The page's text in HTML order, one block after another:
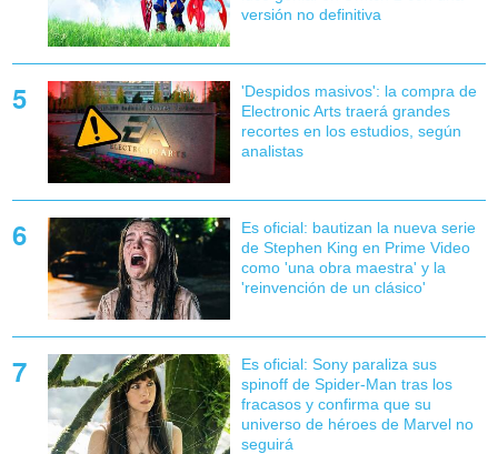
versión no definitiva
'Despidos masivos': la compra de
Electronic Arts traerá grandes
recortes en los estudios, según
analistas
Es oficial: bautizan la nueva serie
de Stephen King en Prime Video
como 'una obra maestra' y la
'reinvención de un clásico'
Es oficial: Sony paraliza sus
spinoff de Spider-Man tras los
fracasos y confirma que su
universo de héroes de Marvel no
seguirá